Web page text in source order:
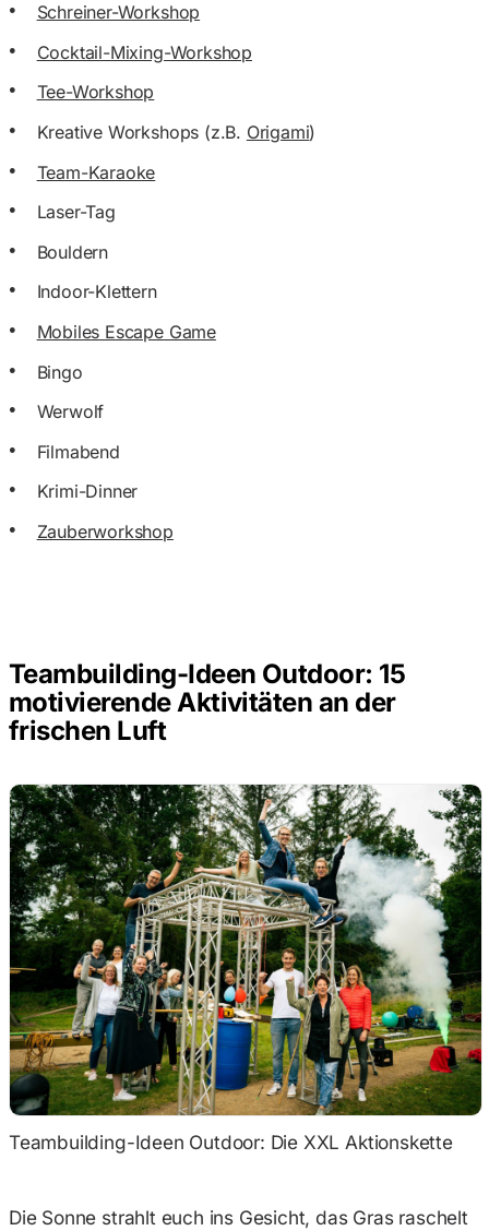
Schreiner-Workshop
Cocktail-Mixing-Workshop
Tee-Workshop
Kreative Workshops (z.B. Origami)
Team-Karaoke
Laser-Tag
Bouldern
Indoor-Klettern
Mobiles Escape Game
Bingo
Werwolf
Filmabend
Krimi-Dinner
Zauberworkshop
Teambuilding-Ideen Outdoor: 15
motivierende Aktivitäten an der
frischen Luft
Teambuilding-Ideen Outdoor: Die XXL Aktionskette
Die Sonne strahlt euch ins Gesicht, das Gras raschelt